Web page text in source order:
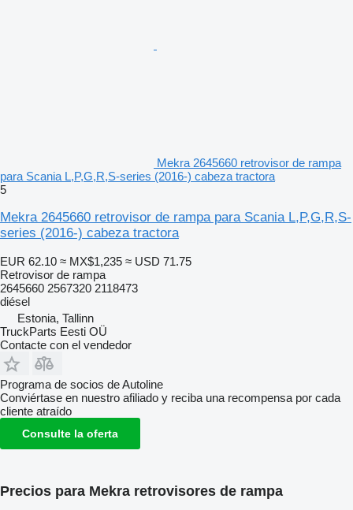
Mekra 2645660 retrovisor de rampa
para Scania L,P,G,R,S-series (2016-) cabeza tractora
5
Mekra 2645660 retrovisor de rampa para Scania L,P,G,R,S-
series (2016-) cabeza tractora
EUR 62.10 ≈ MX$1,235 ≈ USD 71.75
Retrovisor de rampa
2645660 2567320 2118473
diésel
Estonia, Tallinn
TruckParts Eesti OÜ
Contacte con el vendedor
Programa de socios de Autoline
Conviértase en nuestro afiliado y reciba una recompensa por cada
cliente atraído
Consulte la oferta
Precios para Mekra retrovisores de rampa